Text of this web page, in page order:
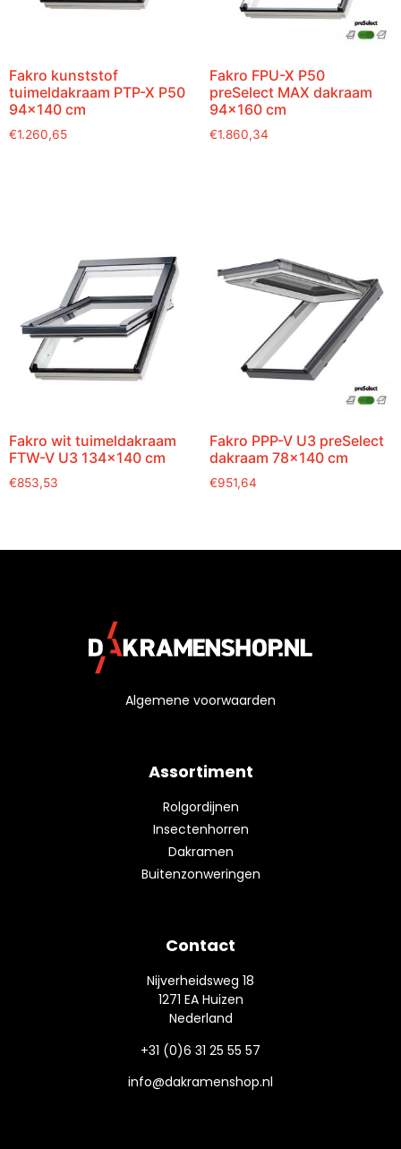
Fakro kunststof
tuimeldakraam PTP-X P50
94×140 cm
€1.260,65
Fakro FPU-X P50
preSelect MAX dakraam
94×160 cm
€1.860,34
Fakro wit tuimeldakraam
FTW-V U3 134×140 cm
€853,53
Fakro PPP-V U3 preSelect
dakraam 78×140 cm
€951,64
Algemene voorwaarden
Assortiment
Rolgordijnen
Insectenhorren
Dakramen
Buitenzonweringen
Contact
Nijverheidsweg 18
1271 EA Huizen
Nederland
+31 (0)6 31 25 55 57
info@dakramenshop.nl